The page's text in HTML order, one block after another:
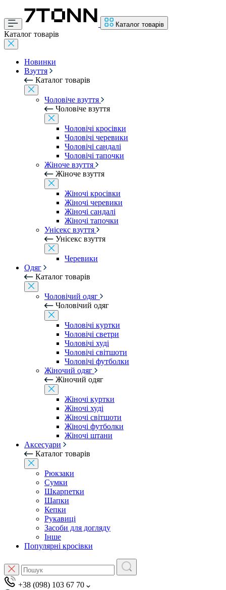
Каталог товарів
Каталог товарів
Новинки
Взуття
Каталог товарів
Чоловіче взуття
Чоловіче взуття
Чоловічі кросівки
Чоловічі черевики
Чоловічі сандалі
Чоловічі тапочки
Жіноче взуття
Жіноче взуття
Жіночі кросівки
Жіночі черевики
Жіночі сандалі
Жіночі тапочки
Унісекс взуття
Унісекс взуття
Черевики
Одяг
Каталог товарів
Чоловічий одяг
Чоловічий одяг
Чоловічі куртки
Чоловічі светри
Чоловічі худі
Чоловічі світшоти
Чоловічі футболки
Жіночий одяг
Жіночий одяг
Жіночі куртки
Жіночі худі
Жіночі світшоти
Жіночі футболки
Жіночі штани
Аксесуари
Каталог товарів
Рюкзаки
Сумки
Шкарпетки
Шапки
Кепки
Рукавиці
Засоби для догляду
Інше
Популярні кросівки
+38 (098) 103 67 70